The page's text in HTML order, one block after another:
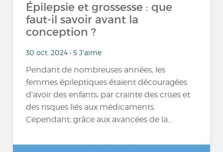
Épilepsie et grossesse : que
faut-il savoir avant la
conception ?
30 oct. 2024 • 5 J'aime
Pendant de nombreuses années, les
femmes épileptiques étaient découragées
d’avoir des enfants, par crainte des crises et
des risques liés aux médicaments.
Cependant, grâce aux avancées de la...